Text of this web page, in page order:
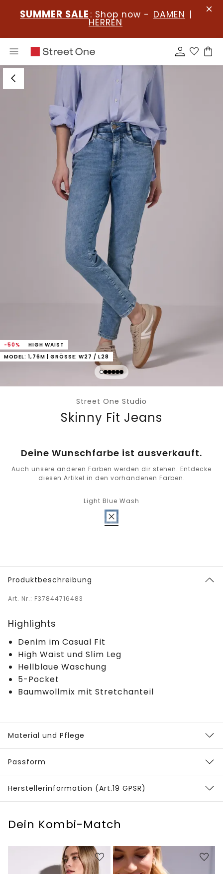
SUMMER SALE : Shop now - DAMEN |
HERREN
-50%
HIGH WAIST
MODEL: 1,76M | GRÖSSE: W27 / L28
Street One Studio
Skinny Fit Jeans
Deine Wunschfarbe ist ausverkauft.
Auch unsere anderen Farben werden dir stehen. Entdecke
diesen Artikel in den vorhandenen Farben.
Light Blue Wash
Produktbeschreibung
Art. Nr.: F37844716483
Highlights
Denim im Casual Fit
High Waist und Slim Leg
Hellblaue Waschung
5-Pocket
Baumwollmix mit Stretchanteil
Material und Pflege
Passform
Herstellerinformation (Art.19 GPSR)
Dein Kombi-Match